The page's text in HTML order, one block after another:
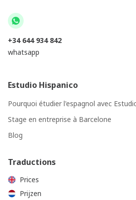
+34 644 934 842
whatsapp
Estudio Hispanico
Pourquoi étudier l'espagnol avec
Stage en entreprise à Barcelone
Blog
Traductions
Prices
Prijzen